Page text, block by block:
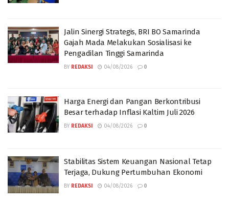
Jalin Sinergi Strategis, BRI BO Samarinda
Gajah Mada Melakukan Sosialisasi ke
Pengadilan Tinggi Samarinda
BY REDAKSI 04/08/2026 0
Harga Energi dan Pangan Berkontribusi
Besar terhadap Inflasi Kaltim Juli 2026
BY REDAKSI 04/08/2026 0
Stabilitas Sistem Keuangan Nasional Tetap
Terjaga, Dukung Pertumbuhan Ekonomi
BY REDAKSI 04/08/2026 0